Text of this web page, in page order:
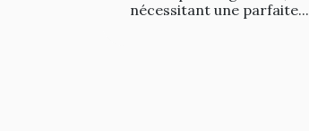
nécessitant une parfaite...